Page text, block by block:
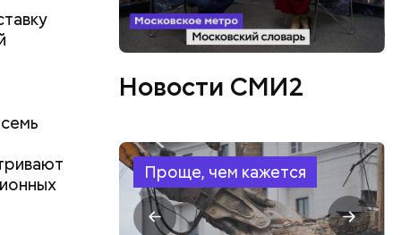
Новости СМИ2
Проще, чем кажется